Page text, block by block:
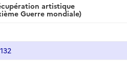
artistique
Guerre mondiale)